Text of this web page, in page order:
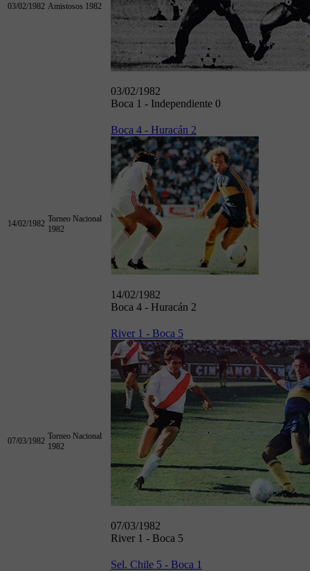
03/02/1982 Amistosos 1982
03/02/1982
Boca 1 - Independiente 0
14/02/1982 Torneo Nacional
1982
Boca 4 - Huracán 2
14/02/1982
Boca 4 - Huracán 2
07/03/1982 Torneo Nacional
1982
River 1 - Boca 5
07/03/1982
River 1 - Boca 5
Sel. Chile 5 - Boca 1